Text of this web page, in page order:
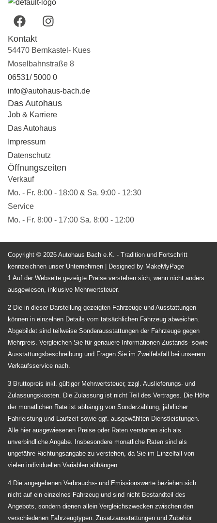
F
a
c
e
b
o
o
k
I
n
t
a
g
r
a
m
Kontakt
54470 Bernkastel- Kues
Moselbahnstraße 8
06531/ 5000 0
info@autohaus-bach.de
Das Autohaus
Job & Karriere
Das Autohaus
Impressum
Datenschutz
Öffnungszeiten
Verkauf
Mo. - Fr. 8:00 - 18:00 & Sa. 9:00 - 12:30
Service
Mo. - Fr. 8:00 - 17:00 Sa. 8:00 - 12:00
Copyright © 2026 Autohaus Bach e.K. - Tradition und Fortschritt
kennzeichnen unser Unternehmen |
Designed by MakeMyPage
1 Auf der Webseite gezeigte Preise verstehen sich, wenn nicht anders
ausgewiesen, inklusive Mehrwertsteuer.
2 Die in dieser Darstellung gezeigten Fahrzeuge und Ausstattungen
können in einzelnen Details vom tatsächlichen Fahrzeug abweichen.
Abgebildet sind teilweise Sonderausstattungen der Fahrzeuge gegen
Mehrpreis. Vergleichen Sie für genauere Informationen Zustands- sowie
Ausstattungsbeschreibung und Fragen Sie im Zweifelsfall bei unserem
Verkaufsservice nach.
3 Bruttopreis inkl. gültiger Mehrwertsteuer, zzgl. Auslieferungs- und
Zulassungskosten. Die Zulassung ist nicht Teil des Vertrages. Die Höhe
der monatlichen Rate ist abhängig von Sonderzahlung, jährlicher
Fahrleistung und Laufzeit sowie ggf. ausgewählten Dienstleistungen.
Alle hier ausgewiesenen Preise oder Raten verstehen sich als
unverbindliche Angabe. Insbesondere monatliche Raten sind als
ungefähre Richtungsangabe zu verstehen, da Sie im Einzelfall von
vielen individuellen Variablen abhängen.
4 Die angegebenen Verbrauchs- und Emissionswerte beziehen sich
nicht auf ein einzelnes Fahrzeug und sind nicht Bestandteil des
Angebots, sondern dienen allein Vergleichszwecken zwischen den
verschiedenen Fahrzeugtypen. Zusatzausstattungen und Zubehör